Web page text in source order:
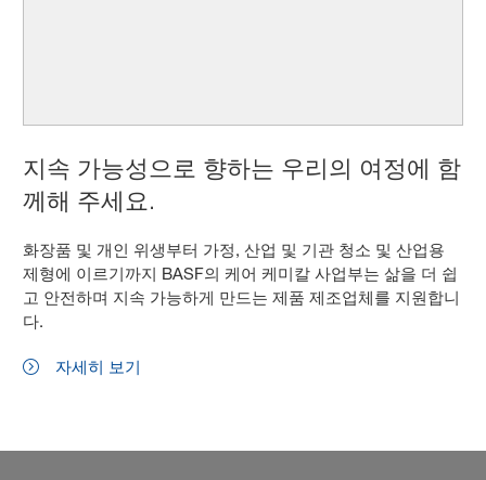
지속 가능성으로 향하는 우리의 여정에 함
께해 주세요.
화장품 및 개인 위생부터 가정, 산업 및 기관 청소 및 산업용
제형에 이르기까지 BASF의 케어 케미칼 사업부는 삶을 더 쉽
고 안전하며 지속 가능하게 만드는 제품 제조업체를 지원합니
다.
자세히 보기